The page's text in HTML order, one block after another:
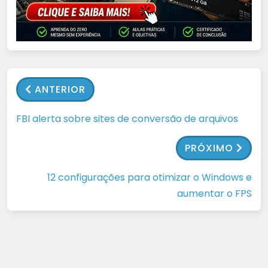
ANTERIOR
FBI alerta sobre sites de conversão de arquivos
PRÓXIMO
12 configurações para otimizar o Windows e
aumentar o FPS